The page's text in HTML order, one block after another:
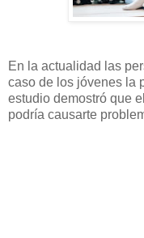
En la actualidad las
caso de los jóvenes la
estudio demostró que
podría causarte